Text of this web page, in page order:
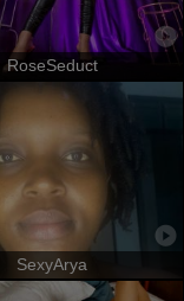
RoseSeduct
SexyArya